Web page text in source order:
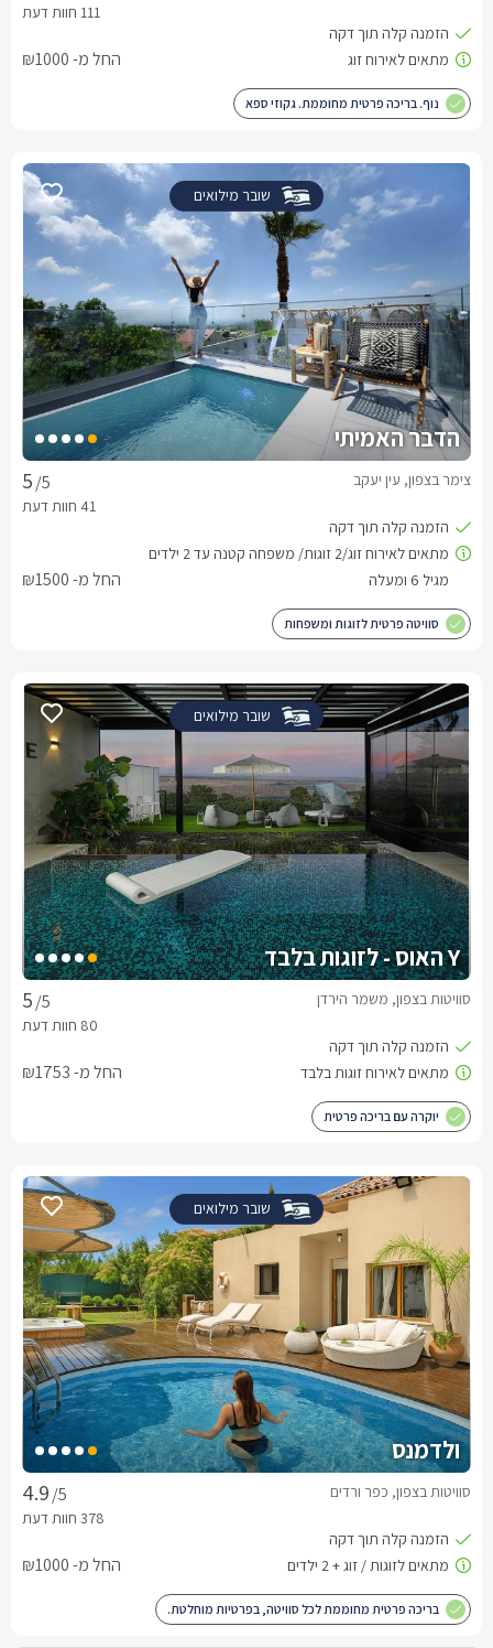
החל מ- ₪1000
נוף. בריכה פרטית מחוממת. גקוזי ספא
שובר מילואים
הדבר האמיתי
/5 צימר בצפון, עין יעקב
החל מ- ₪1500
סוויטה פרטית לזוגות ומשפחות
שובר מילואים
Y האוס - לזוגות בלבד
/5 סוויטות בצפון, משמר הירדן
החל מ- ₪1753
יוקרה עם בריכה פרטית
שובר מילואים
ולדמנס
/5 סוויטות בצפון, כפר ורדים
החל מ- ₪1000
בריכה פרטית מחוממת לכל סוויטה, בפרטיות מוחלטת.